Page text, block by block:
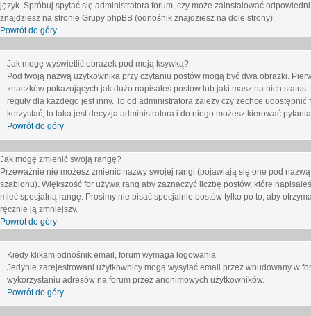
język. Spróbuj spytać się administratora forum, czy może zainstalować
znajdziesz na stronie Grupy phpBB (odnośnik znajdziesz na dole strony).
Powrót do góry
Jak mogę wyświetlić obrazek pod moją ksywką?
Pod twoją nazwą użytkownika przy czytaniu postów mogą być dwa obrazki.
znaczków pokazujących jak dużo napisałeś postów lub jaki masz na nich
reguły dla każdego jest inny. To od administratora zależy czy zechce
korzystać, to taka jest decyzja administratora i do niego możesz kierować
Powrót do góry
Jak mogę zmienić swoją rangę?
Przeważnie nie możesz zmienić nazwy swojej rangi (pojawiają się one pod
szablonu). Większość for używa rang aby zaznaczyć liczbę postów, które
mieć specjalną rangę. Prosimy nie pisać specjalnie postów tylko po to, aby
ręcznie ją zmniejszy.
Powrót do góry
Kiedy klikam odnośnik email, forum wymaga logowania
Jedynie zarejestrowani użytkownicy mogą wysyłać email przez wbudowany w
wykorzystaniu adresów na forum przez anonimowych użytkowników.
Powrót do góry